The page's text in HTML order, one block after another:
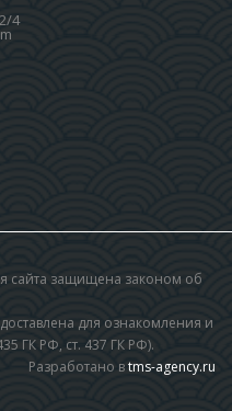
4
защищена законом об
для ознакомления и
ГК РФ, cт. 437 ГК РФ).
Разработано вtms-agency.ru